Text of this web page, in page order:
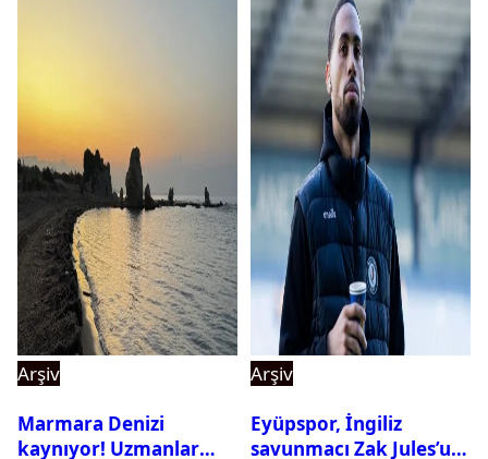
Arşiv
Marmara Denizi
kaynıyor! Uzmanlar
Arşiv
Eyüpspor, İngiliz
savunmacı Zak Jules’u